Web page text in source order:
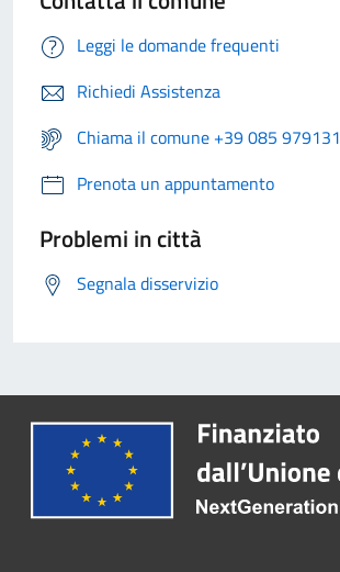
Leggi le domande frequenti
Richiedi Assistenza
Chiama il comune +39 085 979131
Prenota un appuntamento
Problemi in città
Segnala disservizio